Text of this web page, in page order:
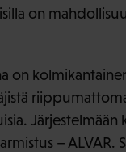
on
on
– ALVAR.